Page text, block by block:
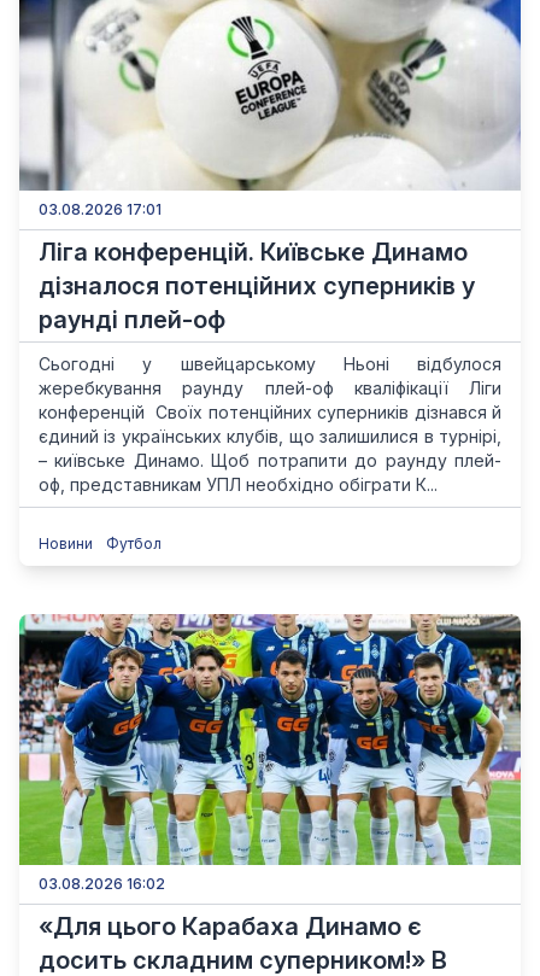
03.08.2026 17:01
Ліга конференцій. Київське Динамо
дізналося потенційних суперників у
раунді плей-оф
Сьогодні у швейцарському Ньоні відбулося
жеребкування раунду плей-оф кваліфікації Ліги
конференцій Своїх потенційних суперників дізнався й
єдиний із українських клубів, що залишилися в турнірі,
– київське Динамо. Щоб потрапити до раунду плей-
оф, представникам УПЛ необхідно обіграти К...
Новини Футбол
03.08.2026 16:02
«Для цього Карабаха Динамо є
досить складним суперником!» В